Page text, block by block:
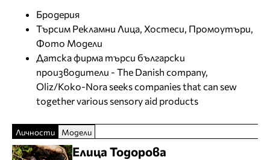
Бродерия
Търсим Рекламни Лица, Хостеси, Промоутъри,
Фото Модели
Датска фирма търси български
производители - The Danish company,
Oliz/Koko-Nora seeks companies that can sew
together various sensory aid products
Личности Модели
Елица Тодорова